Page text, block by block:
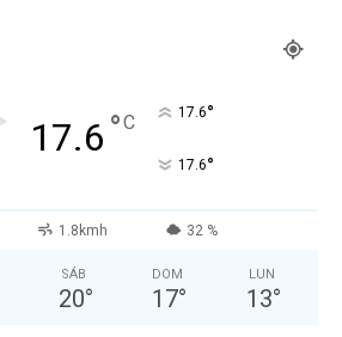
17.6 °C 17.6°
17.6°
1.8kmh 32 %
SÁB
20°
DOM
17°
LUN
13°